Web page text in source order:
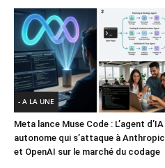
- A LA UNE
Meta lance Muse Code : L’agent d’IA
autonome qui s’attaque à Anthropic
et OpenAI sur le marché du codage